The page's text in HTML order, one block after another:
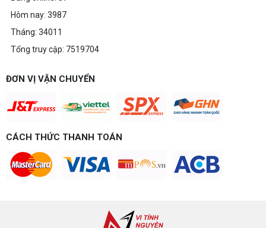
Hôm nay: 3987
Tháng: 34011
Tổng truy cập: 7519704
ĐƠN VỊ VẬN CHUYỂN
CÁCH THỨC THANH TOÁN